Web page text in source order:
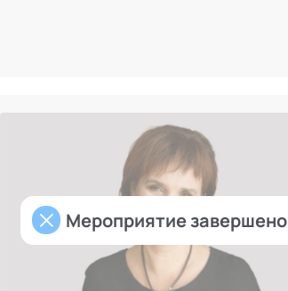
Мероприятие завершено